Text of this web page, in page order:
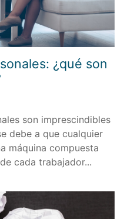
¿qué son
son imprescindibles
debe a que cualquier
máquina compuesta
cada trabajador...